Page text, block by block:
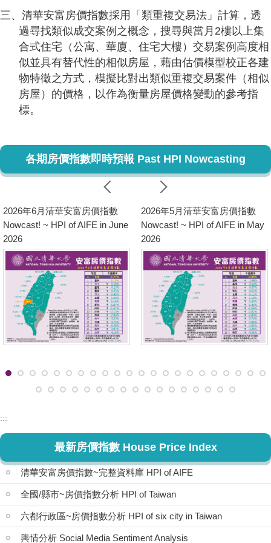
三、清華安富房價指數採用「類重複交易法」計算，透
過尋找類似成交案例之概念，搜尋與當月2樓以上集
合式住宅（公寓、華廈、住宅大樓）交易案例高度相
似並具有替代性的相似房屋，藉由估價模型校正各建
物特徵之方式，模擬比對出類似重複交易案件（相似
房屋）的價格，以作為衡量房屋價格變動的參考指
標。
各期房價指數即時預報 Past HPI Nowcasting
2026年6月清華安富房價指數
Nowcast! ~ HPI of AIFE in June
2026
2026年5月清華安富房價指數
Nowcast! ~ HPI of AIFE in May
2026
:::
最新房價指數 House Price Index
清華安富房價指數~完整資料庫 HPI of AIFE
全國/縣市~房價指數分析 HPI of Taiwan
六都行政區~房價指數分析 HPI of six city in Taiwan
輿情分析 Social Media Sentiment Analysis